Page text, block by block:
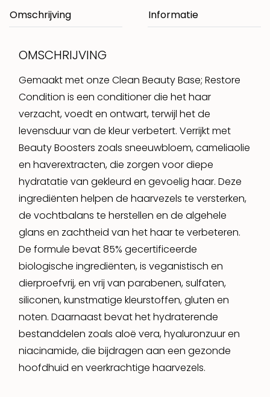
Omschrijving
OMSCHRIJVING
Gemaakt met onze Clean Beauty Base; Restore
Condition is een conditioner die het haar
verzacht, voedt en ontwart, terwijl het de
levensduur van de kleur verbetert. Verrijkt met
Beauty Boosters zoals sneeuwbloem, cameliaolie
en haverextracten, die zorgen voor diepe
hydratatie van gekleurd en gevoelig haar. Deze
ingrediënten helpen de haarvezels te versterken,
de vochtbalans te herstellen en de algehele
glans en zachtheid van het haar te verbeteren.
De formule bevat 85% gecertificeerde
biologische ingrediënten, is veganistisch en
dierproefvrij, en vrij van parabenen, sulfaten,
siliconen, kunstmatige kleurstoffen, gluten en
noten. Daarnaast bevat het hydraterende
bestanddelen zoals aloë vera, hyaluronzuur en
niacinamide, die bijdragen aan een gezonde
hoofdhuid en veerkrachtige haarvezels.